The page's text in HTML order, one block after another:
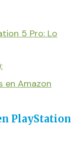
5 Pro: Lo
en Amazon
PlayStation